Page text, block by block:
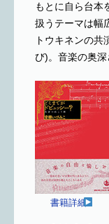
もとに自ら台本
扱うテーマは幅
トウキネンの
び)。音楽の奥深
書籍詳細